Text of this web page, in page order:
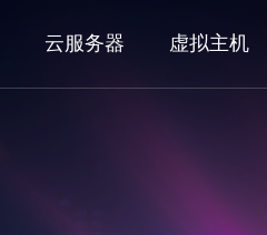
云服务器 虚拟主机